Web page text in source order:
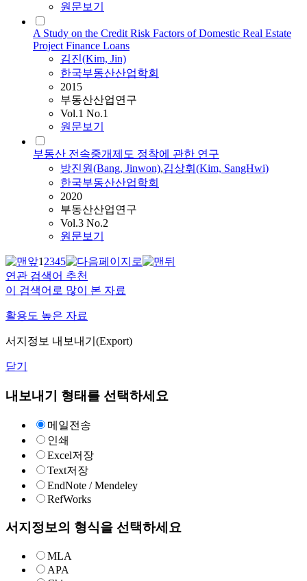
원문보기
A Study on the Credit Risk Factors of Domestic Real Estate
Project Finance Loans
김진(Kim, Jin)
한국부동산산업학회
2015
부동산산업연구
Vol.1 No.1
원문보기
부동산 전속중개제도 정착에 관한 연구
방진원(Bang, Jinwon),김상휘(Kim, SangHwi)
한국부동산산업학회
2020
부동산산업연구
Vol.3 No.2
원문보기
12345
연관 검색어 추천
이 검색어로 많이 본 자료
활용도 높은 자료
서지정보 내보내기(Export)
닫기
내보내기 형태를 선택하세요
메일전송
인쇄
Excel저장
Text저장
EndNote / Mendeley
RefWorks
서지정보의 형식을 선택하세요
MLA
APA